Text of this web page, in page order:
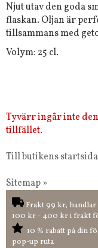
Njut utav den goda
flaskan. Oljan är
tillsammans med
Volym: 25 cl.
Tyvärr ingår inte
tillfället.
Till butikens
Sitemap »
Frakt 99 kr,
100 kr - 400 kr i frakt
10 % rabatt på din
pop-up ruta